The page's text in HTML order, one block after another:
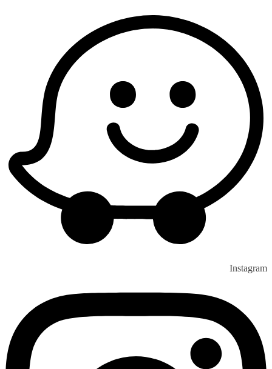
Instagram